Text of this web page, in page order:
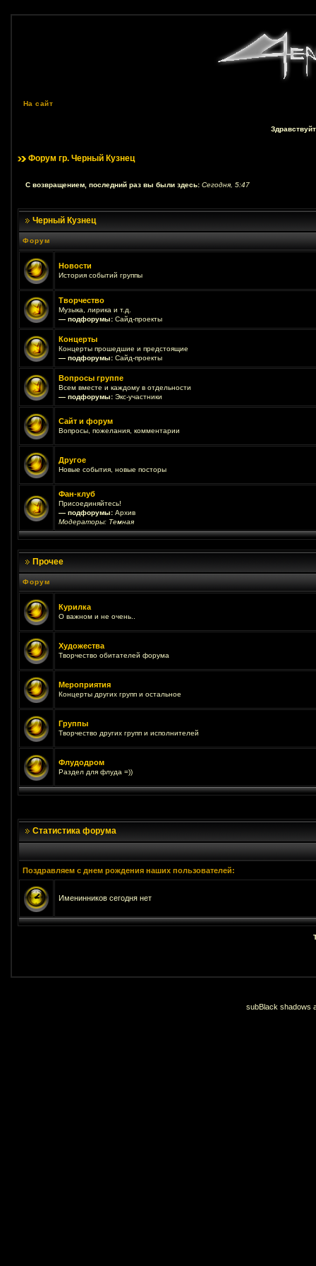
На сайт
Форум гр. Черный Кузнец
С возвращением, последний раз вы были здесь: Сегодня, 5:47
Черный Кузнец
Форум
Новости
История событий группы
Творчество
Музыка, лирика и т.д.
— подфорумы: Сайд-проекты
Концерты
Концерты прошедшие и предстоящие
— подфорумы: Сайд-проекты
Вопросы группе
Всем вместе и каждому в отдельности
— подфорумы: Экс-участники
Сайт и форум
Вопросы, пожелания, комментарии
Другое
Новые события, новые посторы
Фан-клуб
Присоединяйтесь!
— подфорумы: Архив
Модераторы: Темная
Прочее
Форум
Курилка
О важном и не очень..
Художества
Творчество обитателей форума
Мероприятия
Концерты других групп и остальное
Группы
Творчество других групп и исполнителей
Флудодром
Раздел для флуда =))
Статистика форума
Поздравляем с днем рождения наших пользователей:
Именинников сегодня нет
subBlack shadows